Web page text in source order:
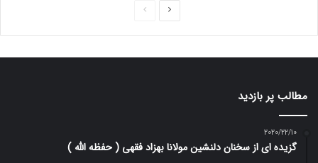
ی
ی
مطالب پر بازدید
2020/22/10
گزیده ای از سخنان دلنشین مولانا بهزاد فقهی ( حفظه الله )